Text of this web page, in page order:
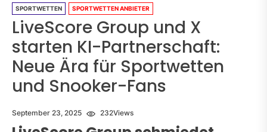
SPORTWETTEN SPORTWETTEN ANBIETER
LiveScore Group und X
starten KI-Partnerschaft:
Neue Ära für Sportwetten
und Snooker-Fans
September 23, 2025 232Views